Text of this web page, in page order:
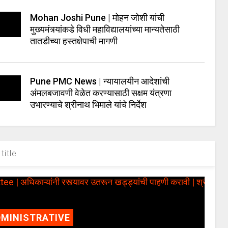
Mohan Joshi Pune | मोहन जोशी यांची
मुख्यमंत्र्यांकडे विधी महाविद्यालयांच्या मान्यतेसाठी
तातडीच्या हस्तक्षेपाची मागणी
Pune PMC News | न्यायालयीन आदेशांची
अंमलबजावणी वेळेत करण्यासाठी सक्षम यंत्रणा
उभारण्याचे श्रीनाथ भिमाले यांचे निर्देश